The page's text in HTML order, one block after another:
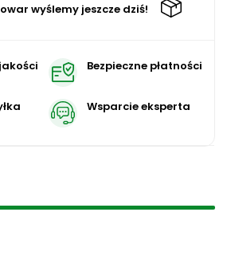
wyślemy jeszcze dziś!
Bezpieczne płatności
Wsparcie eksperta